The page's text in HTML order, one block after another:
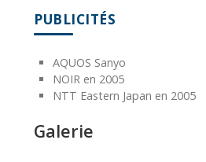
PUBLICITÉS
AQUOS Sanyo
NOIR en 2005
NTT Eastern Japan en 2005
Galerie